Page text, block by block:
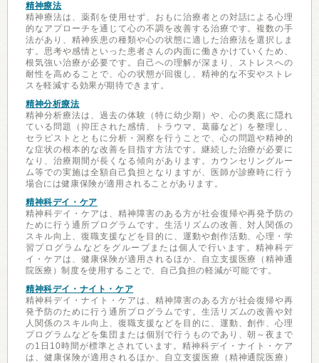
精神療法
精神療法は、薬剤を使用せず、おもに治療者との対話による心理
的なアプローチを通じて心の不調を改善する治療です。複数の手
法があり、精神疾患の種類や心の状態に適した治療法を選択しま
す。思考や感情といった患者さんの内面に働きかけていくため、
根気強い治療が必要です。自己への理解が深まり、ストレスへの
耐性を高めることで、心の状態が回復し、精神的な不安やストレ
スを軽減する効果が期待できます。
精神分析療法
精神分析療法は、過去の体験（特に幼少期）や、心の奥底に隠れ
ている問題（抑圧された感情、トラウマ、葛藤など）を整理し、
セラピストとともに分析・洞察を行うことで、心の問題や精神的
な症状の根本的な改善を目指す方法です。継続した治療が必要に
なり、治療期間が長くなる傾向があります。カウンセリングルー
ム等での実施は全額自己負担となりますが、医師が診療時に行う
場合には健康保険が適用されることがあります。
精神科デイ・ケア
精神科デイ・ケアは、精神障害のある方が社会復帰や再発予防の
ために行う通所プログラムです。生活リズムの改善、対人関係の
スキル向上、復職支援などを目的に、運動や創作活動、心理・学
習プログラムなどをグループまたは個人で行います。精神科デ
イ・ケアは、健康保険が適用されるほか、自立支援医療（精神通
院医療）制度を使用することで、自己負担の軽減が可能です。
精神科デイ・ナイト・ケア
精神科デイ・ナイト・ケアは、精神障害のある方が社会復帰や再
発予防のために行う通所プログラムです。生活リズムの改善や対
人関係のスキル向上、復職支援などを目的に、運動、創作、心理
プログラムなどを集団または個別で行うものであり、朝～夜まで
の1日10時間が標準とされています。精神科デイ・ナイト・ケア
は、健康保険が適用されるほか、自立支援医療（精神通院医療）